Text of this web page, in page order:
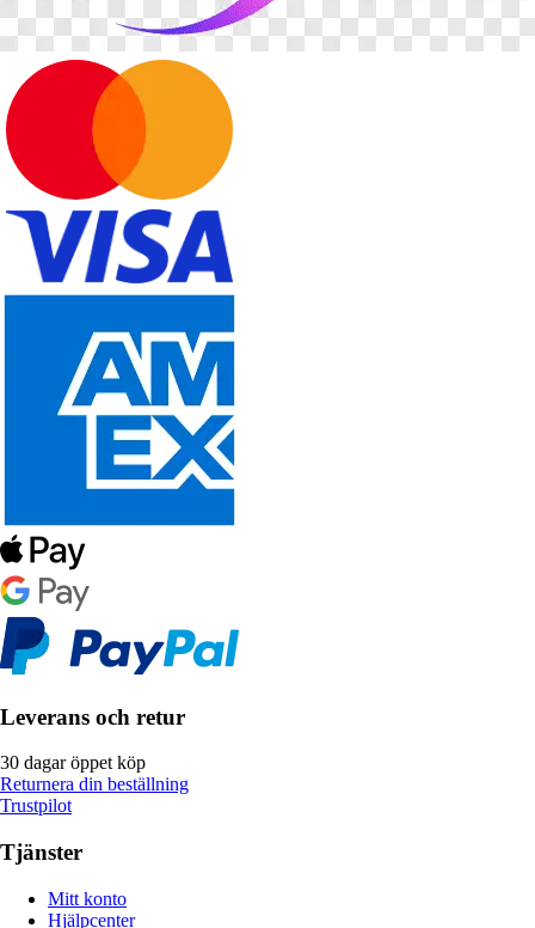
Leverans och retur
30 dagar öppet köp
Returnera din beställning
Trustpilot
Tjänster
Mitt konto
Hjälpcenter